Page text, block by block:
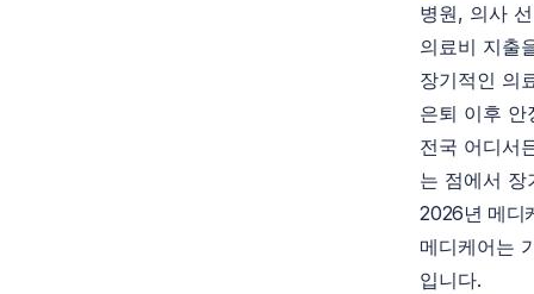
병원, 의사
의료비 지출
장기적인 의
은퇴 이후 안
전국 어디서
는 점에서
2026년 메디
메디케어는
입니다.